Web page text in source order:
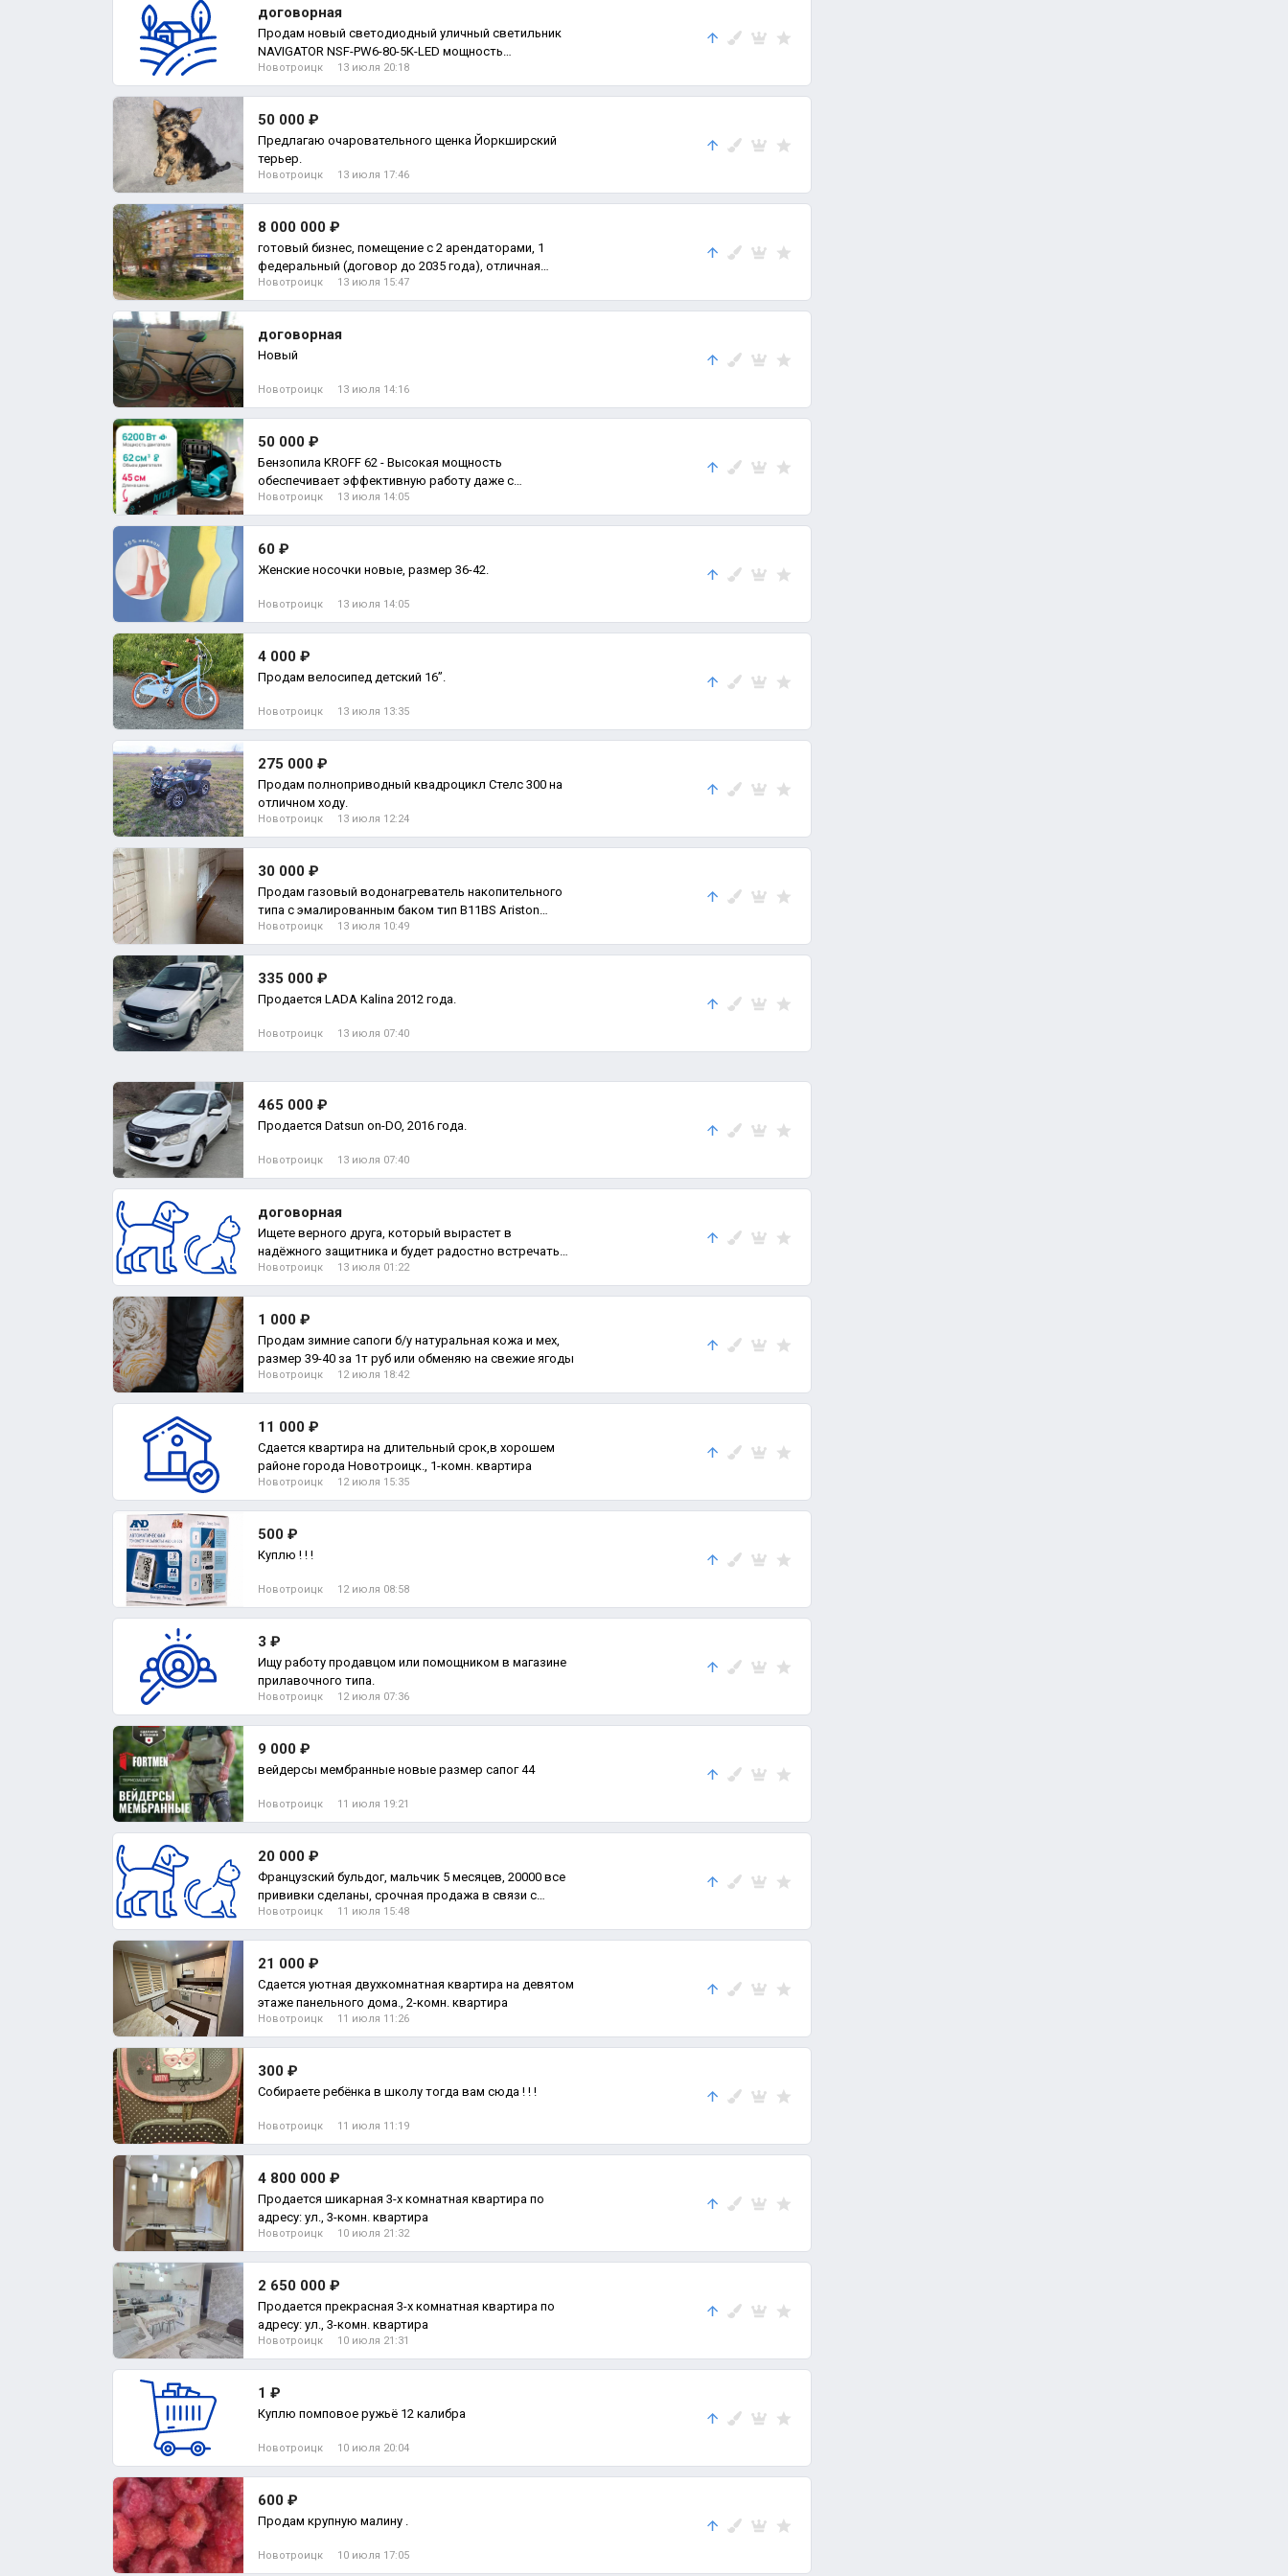
договорная
Продам новый светодиодный уличный светильник
NAVIGATOR NSF-PW6-80-5K-LED мощность
80вт,9600лм,5000к
Новотроицк 13 июля 20:18
50 000 ₽
Предлагаю очаровательного щенка Йоркширский
терьер.
Новотроицк 13 июля 17:46
8 000 000 ₽
готовый бизнес, помещение с 2 арендаторами, 1
федеральный (договор до 2035 года), отличная
локация,, Помещение
Новотроицк 13 июля 15:47
договорная
Новый
Новотроицк 13 июля 14:16
50 000 ₽
Бензопила KROFF 62 - Высокая мощность
обеспечивает эффективную работу даже с
массивными заготовками
Новотроицк 13 июля 14:05
60 ₽
Женские носочки новые, размер 36-42.
Новотроицк 13 июля 14:05
4 000 ₽
Продам велосипед детский 16’’.
Новотроицк 13 июля 13:35
275 000 ₽
Продам полноприводный квадроцикл Стелс 300 на
отличном ходу.
Новотроицк 13 июля 12:24
30 000 ₽
Продам газовый водонагреватель накопительного
типа с эмалированным баком тип B11BS Ariston
термо СпА
Новотроицк 13 июля 10:49
335 000 ₽
Продается LADA Kalina 2012 года.
Новотроицк 13 июля 07:40
465 000 ₽
Продается Datsun on-DO, 2016 года.
Новотроицк 13 июля 07:40
договорная
Ищете верного друга, который вырастет в
надёжного защитника и будет радостно встречать
вас у двери?
Новотроицк 13 июля 01:22
1 000 ₽
Продам зимние сапоги б/у натуральная кожа и мех,
размер 39-40 за 1т руб или обменяю на свежие ягоды
Новотроицк 12 июля 18:42
11 000 ₽
Сдается квартира на длительный срок,в хорошем
районе города Новотроицк., 1-комн. квартира
Новотроицк 12 июля 15:35
500 ₽
Куплю ! ! !
Новотроицк 12 июля 08:58
3 ₽
Ищу работу продавцом или помощником в магазине
прилавочного типа.
Новотроицк 12 июля 07:36
9 000 ₽
вейдерсы мембранные новые размер сапог 44
Новотроицк 11 июля 19:21
20 000 ₽
Французский бульдог, мальчик 5 месяцев, 20000 все
прививки сделаны, срочная продажа в связи с
нехват
Новотроицк 11 июля 15:48
21 000 ₽
Сдается уютная двухкомнатная квартира на девятом
этаже панельного дома., 2-комн. квартира
Новотроицк 11 июля 11:26
300 ₽
Собираете ребёнка в школу тогда вам сюда ! ! !
Новотроицк 11 июля 11:19
4 800 000 ₽
Продается шикарная 3-х комнатная квартира по
адресу: ул., 3-комн. квартира
Новотроицк 10 июля 21:32
2 650 000 ₽
Продается прекрасная 3-х комнатная квартира по
адресу: ул., 3-комн. квартира
Новотроицк 10 июля 21:31
1 ₽
Куплю помповое ружьё 12 калибра
Новотроицк 10 июля 20:04
600 ₽
Продам крупную малину .
Новотроицк 10 июля 17:05